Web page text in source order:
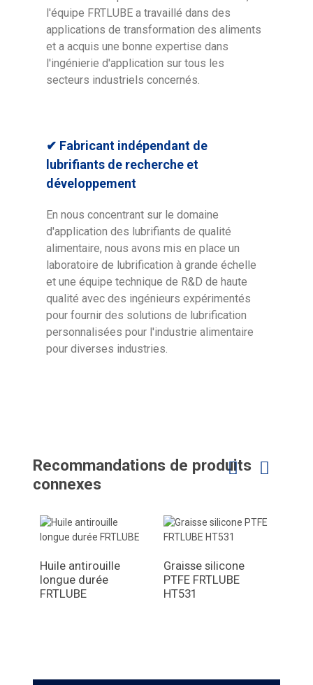
l'équipe FRTLUBE a travaillé dans des
applications de transformation des aliments
et a acquis une bonne expertise dans
l'ingénierie d'application sur tous les
secteurs industriels concernés.
✔ Fabricant indépendant de
lubrifiants de recherche et
développement
En nous concentrant sur le domaine
d'application des lubrifiants de qualité
alimentaire, nous avons mis en place un
laboratoire de lubrification à grande échelle
et une équipe technique de R&D de haute
qualité avec des ingénieurs expérimentés
pour fournir des solutions de lubrification
personnalisées pour l'industrie alimentaire
pour diverses industries.
Recommandations de produits
connexes
Huile antirouille
longue durée
FRTLUBE
Graisse silicone
PTFE FRTLUBE
HT531